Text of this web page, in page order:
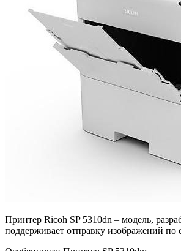
Принтер Ricoh SP 5310dn – модель,
поддерживает отправку изображений по